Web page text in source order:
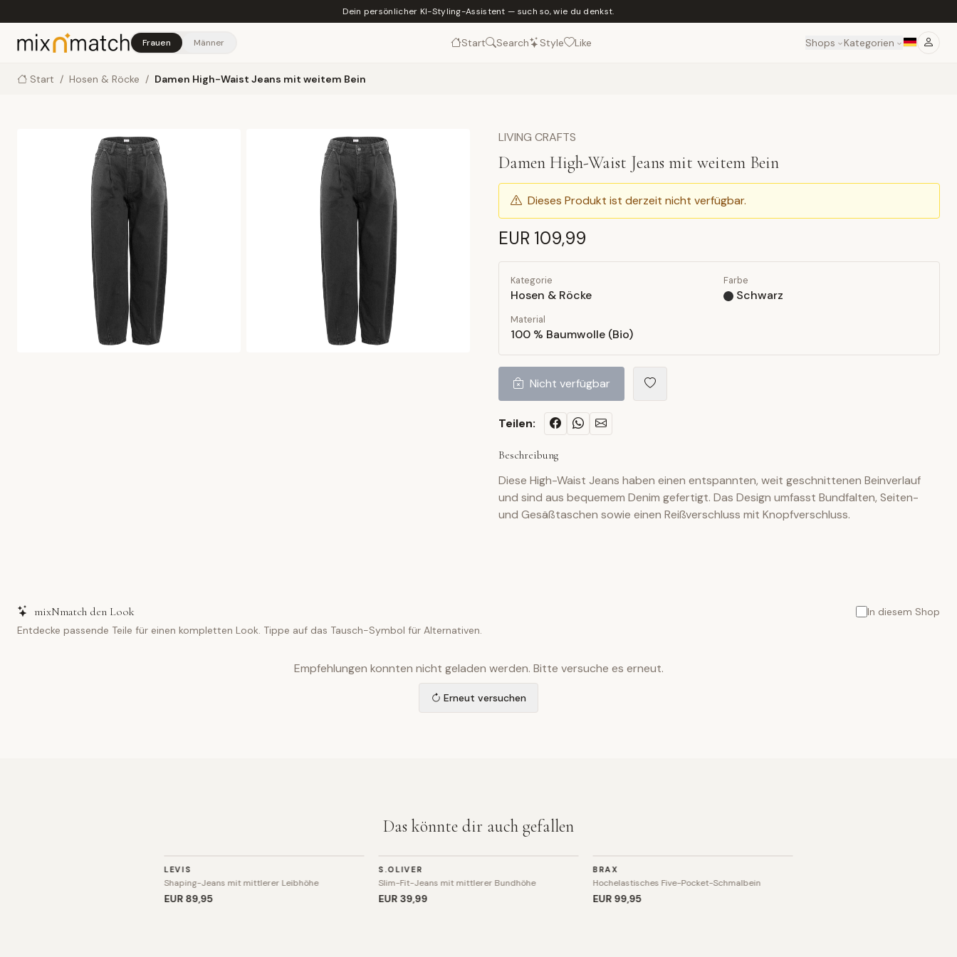
Dein persönlicher KI-Styling-Assistent — such so, wie du denkst.
Frauen Männer Start Search Style Like Shops Kategorien
Start / Hosen & Röcke / Damen High-Waist Jeans mit weitem Bein
LIVING CRAFTS
Damen High-Waist Jeans mit weitem Bein
Dieses Produkt ist derzeit nicht verfügbar.
EUR 109,99
Kategorie
Hosen & Röcke
Farbe
Schwarz
Material
100 % Baumwolle (Bio)
Nicht verfügbar
Teilen:
Beschreibung
Diese High-Waist Jeans haben einen entspannten, weit geschnittenen Beinverlauf
und sind aus bequemem Denim gefertigt. Das Design umfasst Bundfalten, Seiten-
und Gesäßtaschen sowie einen Reißverschluss mit Knopfverschluss.
mixNmatch den Look
In diesem Shop
Entdecke passende Teile für einen kompletten Look. Tippe auf das Tausch-Symbol für Alternativen.
Empfehlungen konnten nicht geladen werden. Bitte versuche es erneut.
Erneut versuchen
Das könnte dir auch gefallen
LEVIS
Shaping-Jeans mit mittlerer Leibhöhe
EUR 89,95
S.OLIVER
Slim-Fit-Jeans mit mittlerer Bundhöhe
EUR 39,99
BRAX
Hochelastisches Five-Pocket-Schmalbein
EUR 99,95